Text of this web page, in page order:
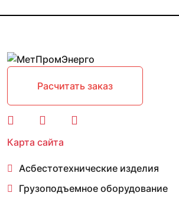
Расчитать заказ
Карта сайта
Асбестотехнические изделия
Грузоподъемное оборудование